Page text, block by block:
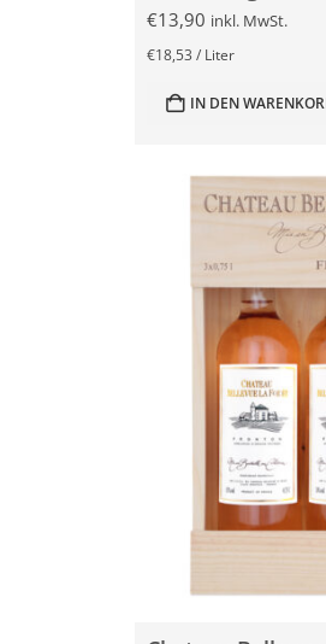
€13,90 inkl. MwSt.
€18,53 / Liter
IN DEN